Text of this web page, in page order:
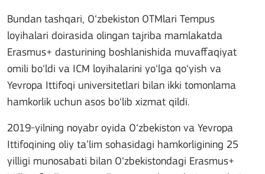
Bundan tashqari, O‘zbekiston OTMlari Tempus
loyihalari doirasida olingan tajriba mamlakatda
Erasmus+ dasturining boshlanishida muvaffaqiyat
omili bo‘ldi va ICM loyihalarini yo‘lga qo‘yish va
Yevropa Ittifoqi universitetlari bilan ikki tomonlama
hamkorlik uchun asos bo‘lib xizmat qildi.
2019-yilning noyabr oyida O‘zbekiston va Yevropa
Ittifoqining oliy ta’lim sohasidagi hamkorligining 25
yilligi munosabati bilan O‘zbekistondagi Erasmus+